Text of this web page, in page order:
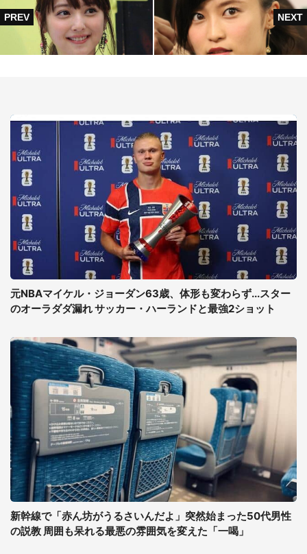
元NBAマイケル・ジョーダン63歳、体形も変わらず...スター
のオーラダダ漏れ サッカー・ハーランドと最強2ショット
新幹線で「赤ん坊がうるさいんだよ」突然始まった50代男性
の説教 周囲も呆れる最悪の雰囲気を変えた「一喝」